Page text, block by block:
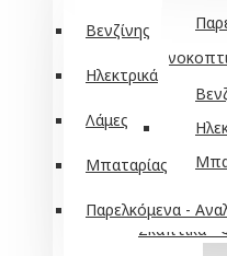
Βενζίνης
Ηλεκτρικά
Λάμες
Μπαταρίας
Παρελκόμενα -
Σκαπτικά -